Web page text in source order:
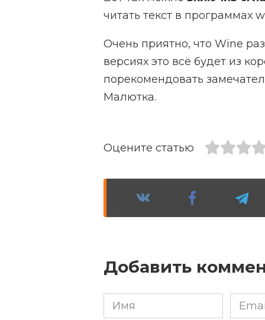
читать текст в программах
Очень приятно, что Wine
версиях это всё будет из
порекомендовать
Малютка.
Оцените статью
Добавить
Имя
*
Email
*